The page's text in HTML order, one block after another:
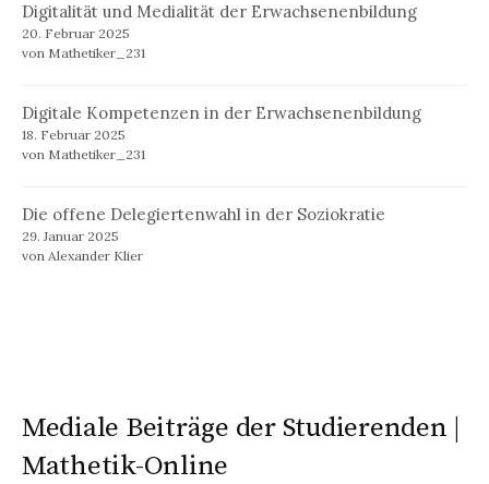
Digitalität und Medialität der Erwachsenenbildung
20. Februar 2025
von Mathetiker_231
Digitale Kompetenzen in der Erwachsenenbildung
18. Februar 2025
von Mathetiker_231
Die offene Delegiertenwahl in der Soziokratie
29. Januar 2025
von Alexander Klier
Mediale Beiträge der Studierenden |
Mathetik-Online